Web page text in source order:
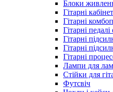
Блоки
Гітарні
Гітарні
Гітарні педалі
Гітарні
Гітарні
Гітарні
Лампи для
Стійки для
Футсвіч